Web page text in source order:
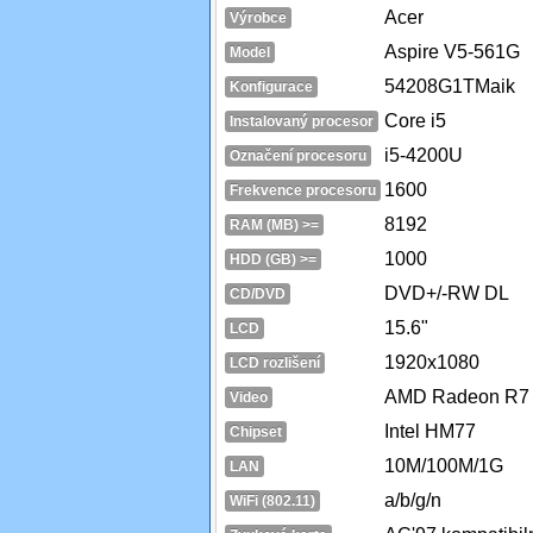
Výrobce Acer
Model Aspire V5-561G
Konfigurace 54208G1TMaik
Instalovaný procesor Core i5
Označení procesoru i5-4200U
Frekvence procesoru 1600
RAM (MB) >= 8192
HDD (GB) >= 1000
CD/DVD DVD+/-RW DL
LCD 15.6"
LCD rozlišení 1920x1080
Video AMD Radeon R7
Chipset Intel HM77
LAN 10M/100M/1G
WiFi (802.11) a/b/g/n